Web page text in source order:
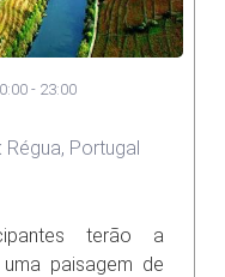
- 23:00
Régua, Portugal
terão a
paisagem de